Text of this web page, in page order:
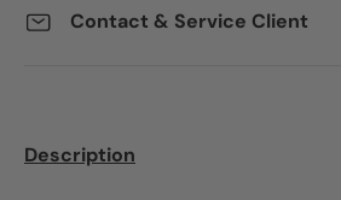
Contact & Service Client
Description